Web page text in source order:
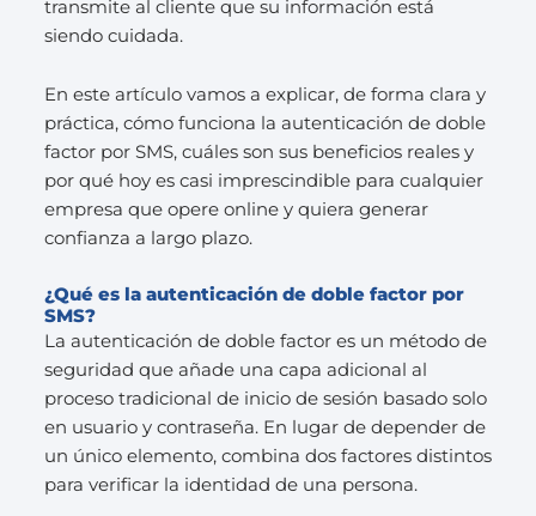
transmite al cliente que su información está
siendo cuidada.
En este artículo vamos a explicar, de forma clara y
práctica, cómo funciona la autenticación de doble
factor por SMS, cuáles son sus beneficios reales y
por qué hoy es casi imprescindible para cualquier
empresa que opere online y quiera generar
confianza a largo plazo.
¿Qué es la autenticación de doble factor por
SMS?
La autenticación de doble factor es un método de
seguridad que añade una capa adicional al
proceso tradicional de inicio de sesión basado solo
en usuario y contraseña. En lugar de depender de
un único elemento, combina dos factores distintos
para verificar la identidad de una persona.